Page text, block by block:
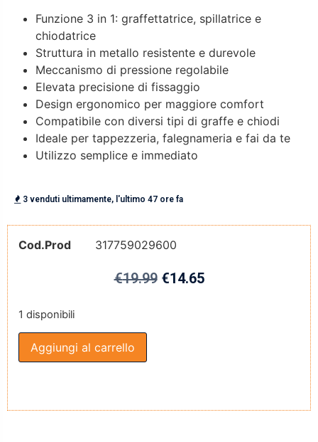
Funzione 3 in 1: graffettatrice, spillatrice e
chiodatrice
Struttura in metallo resistente e durevole
Meccanismo di pressione regolabile
Elevata precisione di fissaggio
Design ergonomico per maggiore comfort
Compatibile con diversi tipi di graffe e chiodi
Ideale per tappezzeria, falegnameria e fai da te
Utilizzo semplice e immediato
3 venduti ultimamente, l'ultimo 47 ore fa
Cod.Prod 317759029600
€19.99 €14.65
1 disponibili
Aggiungi al carrello